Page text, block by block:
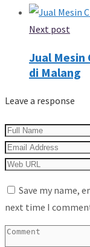
Next post
Jual Mesin
di Malang
Leave a response
Save my name,
next time I